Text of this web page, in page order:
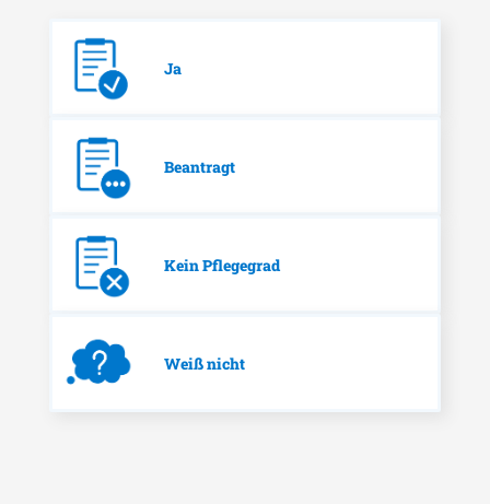
Ja
Beantragt
Kein Pflegegrad
Weiß nicht